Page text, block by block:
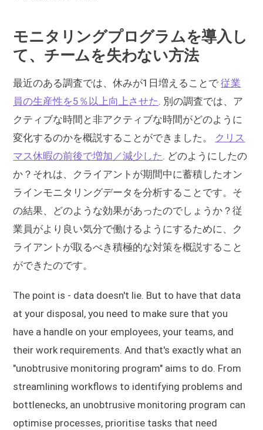
モニタリングプログラムを導入し
て、チームを失わない方法
最近のある調査では、休みが1日増えることで従業
員の生産性を5％以上向上させた. 別の調査では、ア
クティブな時間と非アクティブな時間がどのように
変化するのかを概説することができました。 クリス
マス休暇の前後で増加／減少した. どのようにしたの
か？それは、クライアントが期間中に蓄積したオン
ラインモニタリングデータを分析することです。そ
の結果、どのような効果があったのでしょうか？従
業員がより良い気分で働けるようにするために、ク
ライアントが取るべき積極的な対策を概説すること
ができたのです。
The point is - data doesn't lie. But to have that data
at your disposal, you need to make sure that you
have a handle on your employees, your teams, and
their work requirements. And that's exactly what an
"unobtrusive monitoring program" aims to do. From
streamlining workflows to identifying problems and
bottlenecks, an unobtrusive monitoring program can
optimise processes, prioritise tasks that need